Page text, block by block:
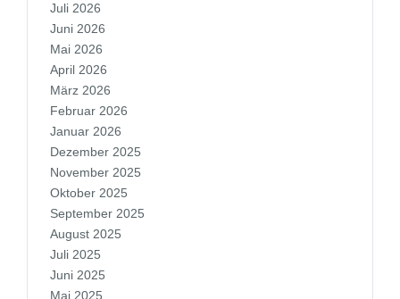
Juli 2026
Juni 2026
Mai 2026
April 2026
März 2026
Februar 2026
Januar 2026
Dezember 2025
November 2025
Oktober 2025
September 2025
August 2025
Juli 2025
Juni 2025
Mai 2025